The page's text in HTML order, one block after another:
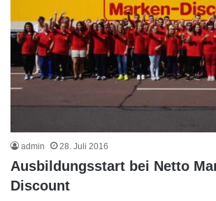
admin 28. Juli 2016
Ausbildungsstart bei Netto
Discount